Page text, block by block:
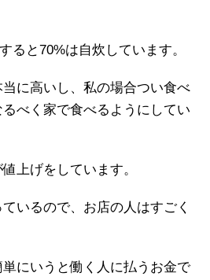
ると70%は自炊しています。
に高いし、私の場合つい食べ
べく家で食べるようにしてい
上げをしています。
いるので、お店の人はすごく
にいうと働く人に払うお金で